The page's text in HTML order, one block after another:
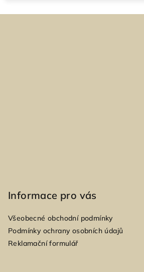
Informace pro vás
Všeobecné obchodní podmínky
Podmínky ochrany osobních údajů
Reklamační formulář